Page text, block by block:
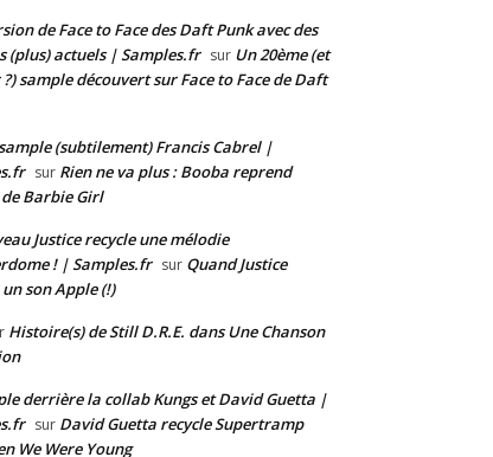
de Face to Face des Daft Punk avec des
(plus) actuels | Samples.fr sur Un 20ème (et
sample découvert sur Face to Face de Daft
(subtilement) Francis Cabrel |
sur Rien ne va plus : Booba reprend
Barbie Girl
Justice recycle une mélodie
! | Samples.fr sur Quand Justice
son Apple (!)
Histoire(s) de Still D.R.E. dans Une Chanson
derrière la collab Kungs et David Guetta |
sur David Guetta recycle Supertramp
We Were Young